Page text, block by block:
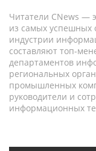
Читатели CNews —
из самых успешных
индустрии
составляют топ-
департаментов
региональных
промышленных
руководители и
информационных